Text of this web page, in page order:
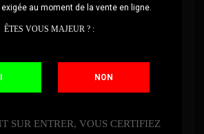
exigée au moment de la vente en ligne.
ÊTES VOUS MAJEUR ? :
NON
SUR ENTRER, VOUS CERTIFIEZ